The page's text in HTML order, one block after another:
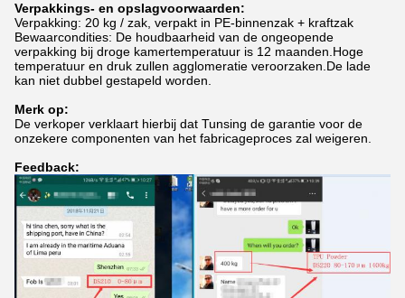
Verpakkings- en opslagvoorwaarden:
Verpakking: 20 kg / zak, verpakt in PE-binnenzak + kraftzak
Bewaarcondities: De houdbaarheid van de ongeopende
verpakking bij droge kamertemperatuur is 12 maanden.Hoge
temperatuur en druk zullen agglomeratie veroorzaken.De lade
kan niet dubbel gestapeld worden.
Merk op:
De verkoper verklaart hierbij dat Tunsing de garantie voor de
onzekere componenten van het fabricageproces zal weigeren.
Feedback: